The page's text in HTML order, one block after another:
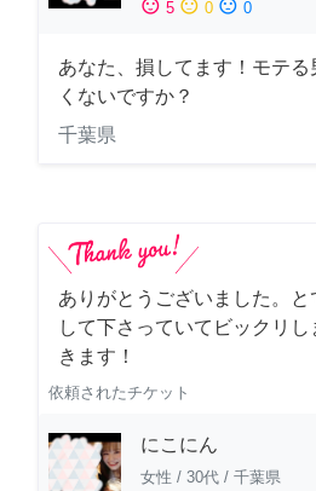
sentiment_satisfied 5 sentiment_neutral 0 sentiment_dissatisfied 0
あなた、損してます！モテ
くないですか？
千葉県
ありがとうございました。
して下さっていてビックリ
きます！
依頼されたチケット
にこにん
女性 / 30代 / 千葉県